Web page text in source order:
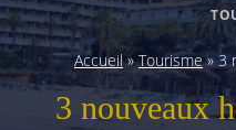
Accueil»Tourisme»3
3 nouveaux